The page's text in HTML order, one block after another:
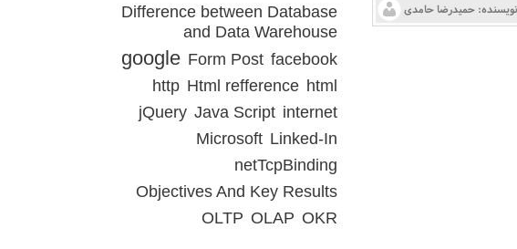
نویسنده: حمیدرضا حامدی
Difference between Database
and Data Warehouse
facebook
Form Post
google
html
Html refference
http
internet
Java Script
jQuery
Linked-In
Microsoft
netTcpBinding
Objectives And Key Results
OKR
OLAP
OLTP